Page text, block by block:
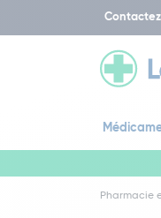
Pharmacie